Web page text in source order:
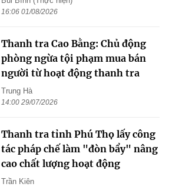
16:06 01/08/2026
Thanh tra Cao Bằng: Chủ động
phòng ngừa tội phạm mua bán
người từ hoạt động thanh tra
Trung Hà
14:00 29/07/2026
Thanh tra tỉnh Phú Thọ lấy công
tác pháp chế làm "đòn bẩy" nâng
cao chất lượng hoạt động
Trần Kiên